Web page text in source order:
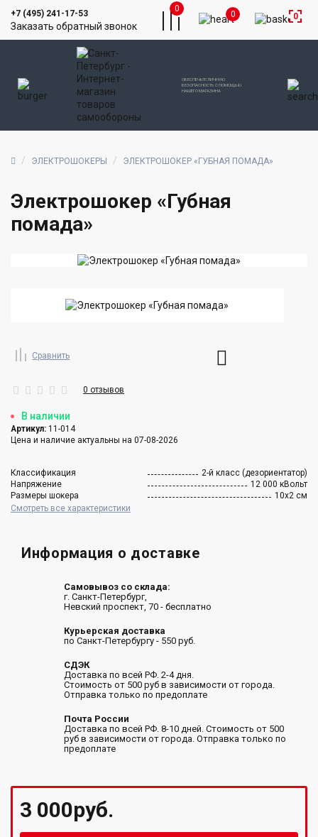
+7 (495) 241-17-53
Заказать обратный звонок
ОБЕСПЕЧЬТЕ ЛИЧНУЮ
БЕЗОПАСНОСТЬ С ПОМОЩЬЮ
НАШЕГО МАГАЗИНА
0
0 0
ЭЛЕКТРОШОКЕРЫ ЭЛЕКТРОШОКЕР «ГУБНАЯ ПОМАДА»
Электрошокер «Губная
помада»
Сравнить
0 отзывов
В наличии
Артикул: 11-014
Цена и наличие актуальны на 07-08-2026
Классификация
2-й класс (дезориентатор)
Напряжение
12 000 кВольт
Размеры шокера
10х2 см
Смотреть все характеристики
Информация о доставке
Самовывоз со склада:
г. Санкт-Петербург,
Невский проспект, 70 - бесплатно
Курьерская доставка
по Санкт-Петербургу - 550 руб.
СДЭК
Доставка по всей РФ. 2-4 дня.
Стоимость от 500 руб в зависимости от города.
Отправка только по предоплате
Почта России
Доставка по всей РФ. 8-10 дней. Стоимость от 500
руб в зависимости от города. Отправка только по
предоплате
3 000руб.